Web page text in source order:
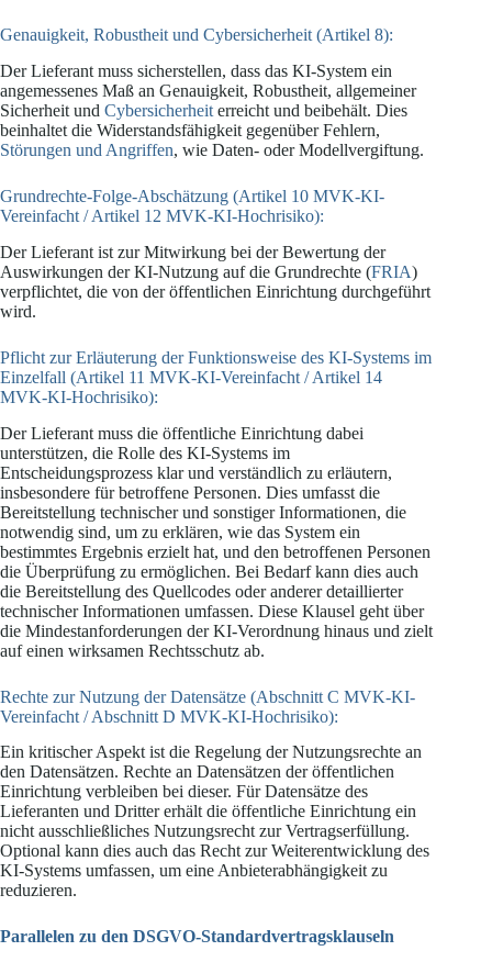
Genauigkeit, Robustheit und Cybersicherheit (Artikel 8):
Der Lieferant muss sicherstellen, dass das KI-System ein
angemessenes Maß an Genauigkeit, Robustheit, allgemeiner
Sicherheit und Cybersicherheit erreicht und beibehält. Dies
beinhaltet die Widerstandsfähigkeit gegenüber Fehlern,
Störungen und Angriffen, wie Daten- oder Modellvergiftung.
Grundrechte-Folge-Abschätzung (Artikel 10 MVK-KI-
Vereinfacht / Artikel 12 MVK-KI-Hochrisiko):
Der Lieferant ist zur Mitwirkung bei der Bewertung der
Auswirkungen der KI-Nutzung auf die Grundrechte (FRIA)
verpflichtet, die von der öffentlichen Einrichtung durchgeführt
wird.
Pflicht zur Erläuterung der Funktionsweise des KI-Systems im
Einzelfall (Artikel 11 MVK-KI-Vereinfacht / Artikel 14
MVK-KI-Hochrisiko):
Der Lieferant muss die öffentliche Einrichtung dabei
unterstützen, die Rolle des KI-Systems im
Entscheidungsprozess klar und verständlich zu erläutern,
insbesondere für betroffene Personen. Dies umfasst die
Bereitstellung technischer und sonstiger Informationen, die
notwendig sind, um zu erklären, wie das System ein
bestimmtes Ergebnis erzielt hat, und den betroffenen Personen
die Überprüfung zu ermöglichen. Bei Bedarf kann dies auch
die Bereitstellung des Quellcodes oder anderer detaillierter
technischer Informationen umfassen. Diese Klausel geht über
die Mindestanforderungen der KI-Verordnung hinaus und zielt
auf einen wirksamen Rechtsschutz ab.
Rechte zur Nutzung der Datensätze (Abschnitt C MVK-KI-
Vereinfacht / Abschnitt D MVK-KI-Hochrisiko):
Ein kritischer Aspekt ist die Regelung der Nutzungsrechte an
den Datensätzen. Rechte an Datensätzen der öffentlichen
Einrichtung verbleiben bei dieser. Für Datensätze des
Lieferanten und Dritter erhält die öffentliche Einrichtung ein
nicht ausschließliches Nutzungsrecht zur Vertragserfüllung.
Optional kann dies auch das Recht zur Weiterentwicklung des
KI-Systems umfassen, um eine Anbieterabhängigkeit zu
reduzieren.
Parallelen zu den DSGVO-Standardvertragsklauseln